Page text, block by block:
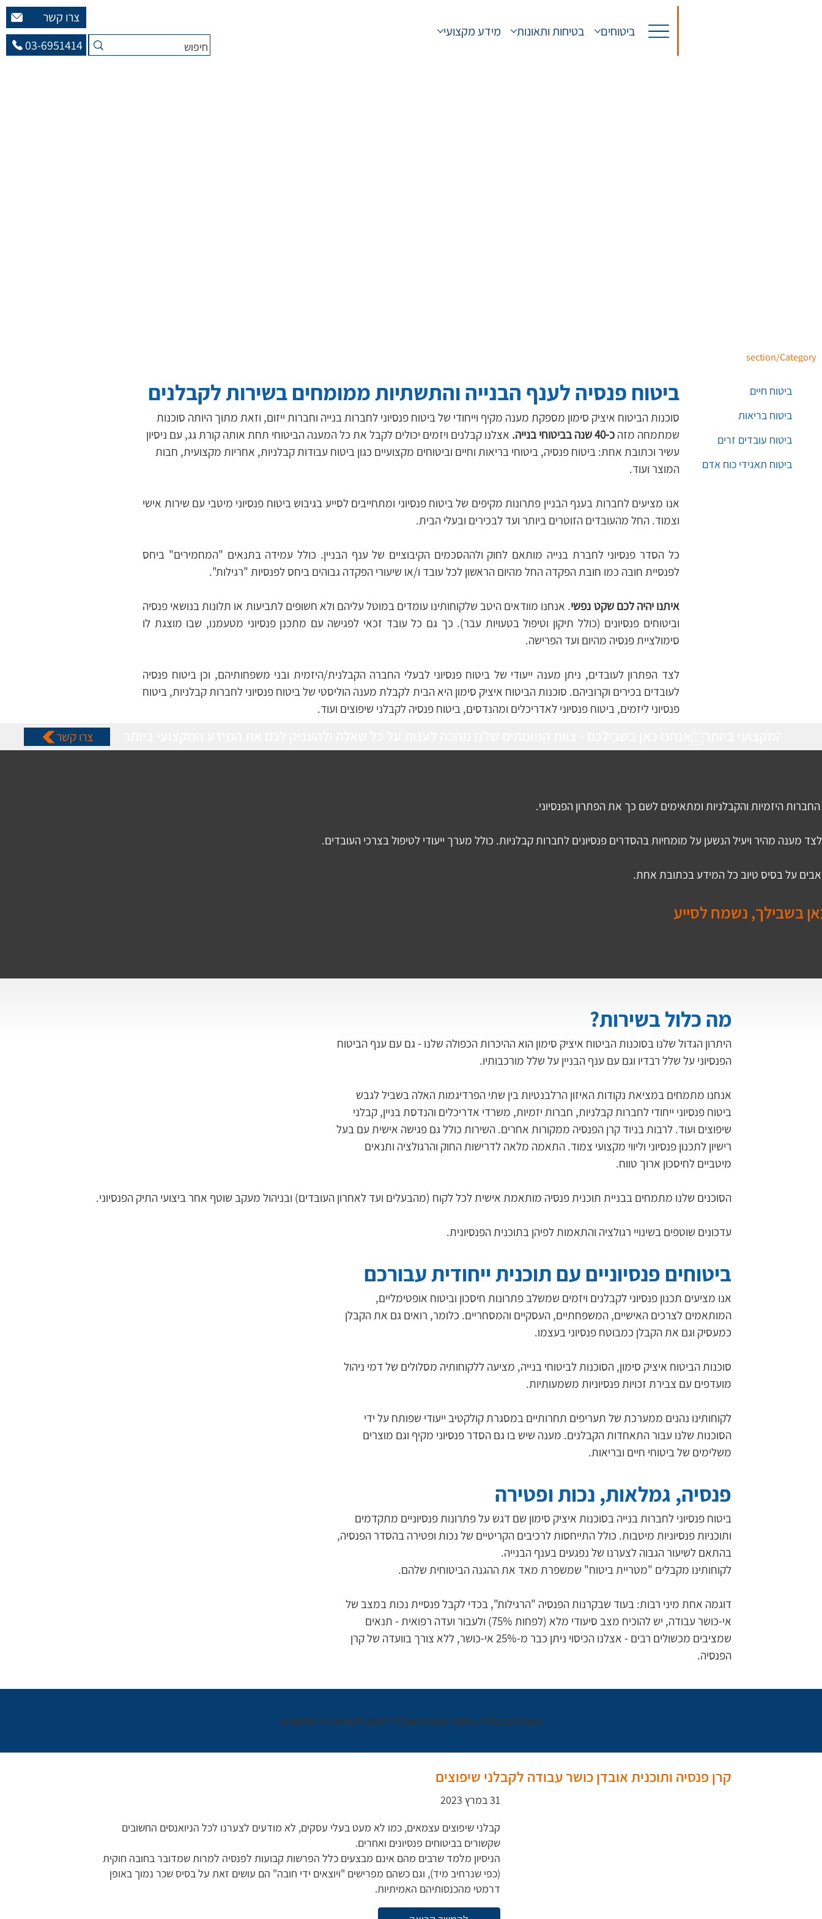
צרו קשר
03-6951414
ביטוחים בטיחות ותאונות מידע מקצועי
סוכנות הביטוח איציק סימון מספקת מענה מקיף וייחודי של ביטוח פנסיוני לחברות בנייה וחברות ייזום, וזאת מתוך היותה סוכנות
שמתמחה מזה כ-40 שנה בביטוחי בנייה.
אצלנו קבלנים ויזמים יכולים לקבל את כל המענה הביטוחי תחת אותה קורת גג, עם ניסיון
עשיר וכתובת אחת: ביטוח פנסיה, ביטוחי בריאות וחיים וביטוחים מקצועיים כגון ביטוח עבודות קבלניות, אחריות מקצועית, חבות
המוצר ועוד.
וצמוד. החל מהעובדים הזוטרים ביותר ועד לבכירים ובעלי הבית.
לפנסיית חובה כמו חובת הפקדה החל מהיום הראשון לכל עובד ו/או שיעורי הפקדה גבוהים ביחס לפנסיות "רגילות".
איתנו יהיה לכם שקט נפשי
סימולציית פנסיה מהיום ועד הפרישה.
פנסיוני ליזמים, ביטוח פנסיוני לאדריכלים ומהנדסים, ביטוח פנסיה לקבלני שיפוצים ועוד.
ביטוח פנסיה לענף הבנייה והתשתיות ממומחים בשירות לקבלנים
ביטוח חיים
ביטוח בריאות
ביטוח עובדים זרים
ביטוח תאגידי כוח אדם
צרו קשר
מהיר ויעיל הנשען על מומחיות בהסדרים פנסיונים לחברות קבלניות. כולל מערך ייעודי לטיפול בצרכי העובדים.
על בסיס טיוב כל המידע בכתובת אחת.
בשבילך, נשמח לסייע
מה כלול בשירות?
היתרון הגדול שלנו בסוכנות הביטוח איציק סימון הוא ההיכרות הכפולה שלנו - גם עם ענף הביטוח
הפנסיוני על שלל רבדיו וגם עם ענף הבניין על שלל מורכבותיו.
אנחנו מתמחים במציאת נקודות האיזון הרלבנטיות בין שתי הפרדיגמות האלה בשביל לגבש
ביטוח פנסיוני ייחודי לחברות קבלניות, חברות יזמיות, משרדי אדריכלים והנדסת בניין, קבלני
שיפוצים ועוד. לרבות בניוד קרן הפנסיה ממקורות אחרים. השירות כולל גם פגישה אישית עם בעל
רישיון לתכנון פנסיוני וליווי מקצועי צמוד. התאמה מלאה לדרישות החוק והרגולציה ותנאים
מיטביים לחיסכון ארוך טווח.
הסוכנים שלנו מתמחים בבניית תוכנית פנסיה מותאמת אישית לכל לקוח (מהבעלים ועד לאחרון העובדים) ובניהול מעקב שוטף אחר ביצועי התיק הפנסיוני.
עדכונים שוטפים בשינויי רגולציה והתאמות לפיהן בתוכנית הפנסיונית.
ביטוחים פנסיוניים עם תוכנית ייחודית עבורכם
אנו מציעים תכנון פנסיוני לקבלנים ויזמים שמשלב פתרונות חיסכון וביטוח אופטימליים,
המותאמים לצרכים האישיים, המשפחתיים, העסקיים והמסחריים. כלומר, רואים גם את הקבלן
כמעסיק וגם את הקבלן כמבוטח פנסיוני בעצמו.
סוכנות הביטוח איציק סימון, הסוכנות לביטוחי בנייה, מציעה ללקוחותיה מסלולים של דמי ניהול
מועדפים עם צבירת זכויות פנסיוניות משמעותיות.
לקוחותינו נהנים ממערכת של תעריפים תחרותיים במסגרת קולקטיב ייעודי שפותח על ידי
הסוכנות שלנו עבור התאחדות הקבלנים. מענה שיש בו גם הסדר פנסיוני מקיף וגם מוצרים
משלימים של ביטוחי חיים ובריאות.
פנסיה, גמלאות, נכות ופטירה
ביטוח פנסיוני לחברות בנייה בסוכנות איציק סימון שם דגש על פתרונות פנסיוניים מתקדמים
ותוכניות פנסיוניות מיטבות. כולל התייחסות לרכיבים הקריטיים של נכות ופטירה בהסדר הפנסיה,
בהתאם לשיעור הגבוה לצערנו של נפגעים בענף הבנייה.
לקוחותינו מקבלים "מטריית ביטוח" שמשפרת מאד את ההגנה הביטוחית שלהם.
דוגמה אחת מיני רבות: בעוד שבקרנות הפנסיה "הרגילות", בכדי לקבל פנסיית נכות במצב של
אי-כושר עבודה, יש להוכיח מצב סיעודי מלא (לפחות 75%) ולעבור ועדה רפואית - תנאים
שמציבים מכשולים רבים - אצלנו הכיסוי ניתן כבר מ-25% אי-כושר, ללא צורך בוועדה של קרן
הפנסיה.
מעוניינים במידע נוסף? אנחנו כאן כדי לספק לכם את כל התשובות
קרן פנסיה ותוכנית אובדן כושר עבודה לקבלני שיפוצים
31 במרץ 2023
קבלני שיפוצים עצמאים, כמו לא מעט בעלי עסקים, לא מודעים לצערנו לכל הניואנסים החשובים
שקשורים בביטוחים פנסיונים ואחרים.
הניסיון מלמד שרבים מהם אינם מבצעים כלל הפרשות קבועות לפנסיה למרות שמדובר בחובה חוקית
(כפי שנרחיב מיד), וגם כשהם מפרישים "ויוצאים ידי חובה" הם עושים זאת על בסיס שכר נמוך באופן
דרמטי מהכנסותיהם האמיתיות.
section/Category